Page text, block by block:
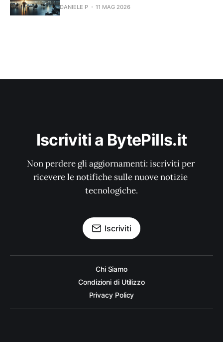
DANIELE P 11 MAG 2026
Iscriviti a BytePills.it
Non perdere gli aggiornamenti: iscriviti per
ricevere le notifiche sulle nuove notizie
tecnologiche.
Iscriviti
Chi Siamo
Condizioni di Utilizzo
Privacy Policy